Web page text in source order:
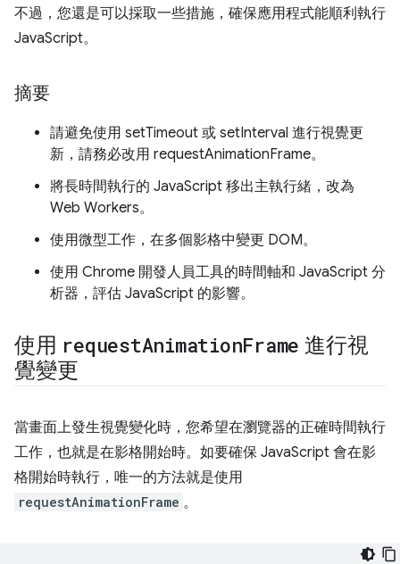
不過，您還是可以採取一些措施，確保應用程式能順利執行
JavaScript。
摘要
請避免使用 setTimeout 或 setInterval 進行視覺更
新，請務必改用 requestAnimationFrame。
將長時間執行的 JavaScript 移出主執行緒，改為
Web Workers。
使用微型工作，在多個影格中變更 DOM。
使用 Chrome 開發人員工具的時間軸和 JavaScript 分
析器，評估 JavaScript 的影響。
使用 requestAnimationFrame 進行視
覺變更
當畫面上發生視覺變化時，您希望在瀏覽器的正確時間執行
工作，也就是在影格開始時。如要確保 JavaScript 會在影
格開始時執行，唯一的方法就是使用
requestAnimationFrame 。